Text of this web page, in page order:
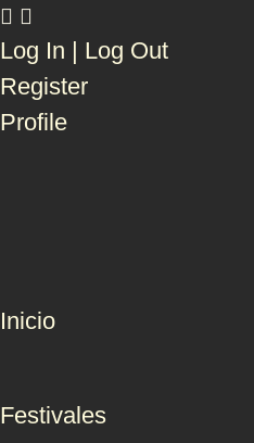
Log In | Log Out
Register
Profile
Inicio
Festivales